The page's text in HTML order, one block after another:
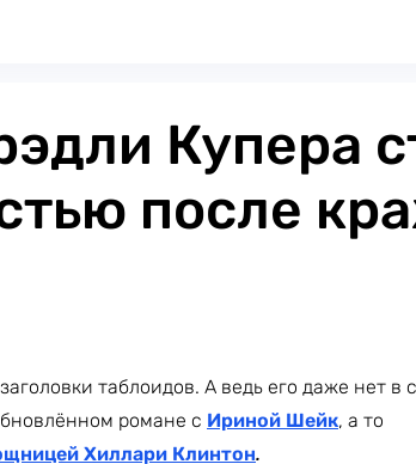
Купера
после
таблоидов. А ведь его даже нет в
романе с Ириной Шейк, а то
Хиллари Клинтон.